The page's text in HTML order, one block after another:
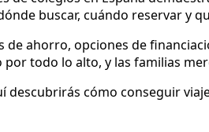
buscar, cuándo reservar y
ahorro, opciones de
todo lo alto, y las familias
descubrirás cómo conseguir